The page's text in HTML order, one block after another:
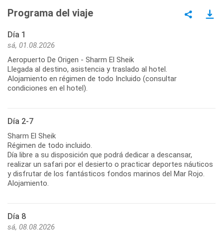
Programa del viaje
Día 1
sá, 01.08.2026
Aeropuerto De Origen - Sharm El Sheik
Llegada al destino, asistencia y traslado al hotel.
Alojamiento en régimen de todo Incluido (consultar
condiciones en el hotel).
Día 2-7
Sharm El Sheik
Régimen de todo incluido.
Día libre a su disposición que podrá dedicar a descansar,
realizar un safari por el desierto o practicar deportes náuticos
y disfrutar de los fantásticos fondos marinos del Mar Rojo.
Alojamiento.
Día 8
sá, 08.08.2026